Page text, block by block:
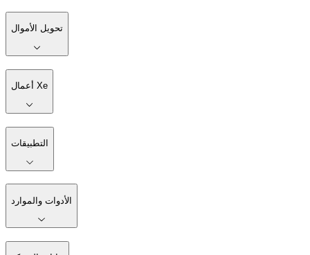
تحويل الأموال
أعمال Xe
التطبيقات
الأدوات والموارد